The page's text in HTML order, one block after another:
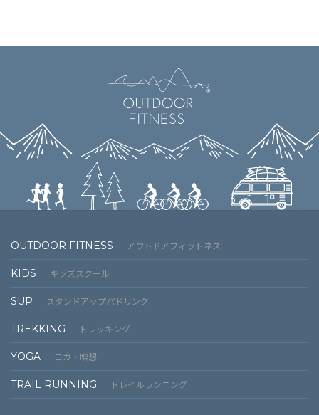
OUTDOOR FITNESS アウトドアフィットネス
KIDS キッズスクール
SUP スタンドアップパドリング
TREKKING トレッキング
YOGA ヨガ・瞑想
TRAIL RUNNING トレイルランニング